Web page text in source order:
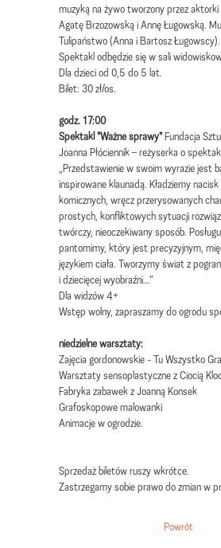
muzyką na żywo tworzony przez aktorki
Agatę Brzozowską i Annę Ługowską.
Tulipaństwo (Anna i Bartosz Ługowscy).
Spektakl odbędzie się w sali
Dla dzieci od 0,5 do 5 lat.
Bilet: 30 zł/os.
godz. 17:00
Spektakl "Ważne sprawy"Fundacja
Joanna Płóciennik – reżyserka o
„Przedstawienie w swoim wyrazie jest
inspirowane klaunadą. Kładziemy
komicznych, wręcz przerysowanych
prostych, konfliktowych sytuacji
twórczy, nieoczekiwany sposób.
pantomimy, który jest precyzyjnym,
językiem ciała. Tworzymy świat z
i dziecięcej wyobraźni…”
Dla widzów 4+
Wstęp wolny, zapraszamy do ogrodu
niedzielne warsztaty:
Zajęcia gordonowskie - Tu Wszystko Gra
Warsztaty sensoplastyczne z Ciocią
Fabryka zabawek z Joanną Konsek
Grafoskopowe malowanki
Animacje w ogrodzie.
Sprzedaż biletów ruszy wkrótce.
Zastrzegamy sobie prawo do zmian w
Powrót